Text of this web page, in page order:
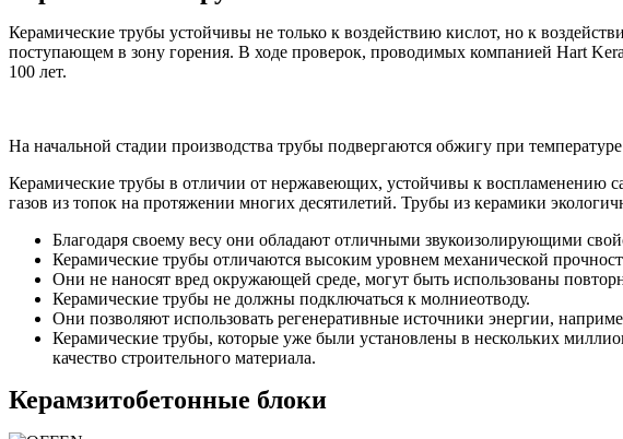
Керамические трубы устойчивы не только к воздействию кислот, но к
поступающем в зону горения. В ходе проверок, проводимых компанией Hart
100 лет.
На начальной стадии производства трубы подвергаются обжигу при
Керамические трубы в отличии от нержавеющих, устойчивы к воспламенению
газов из топок на протяжении многих десятилетий. Трубы из керамики
Благодаря своему весу они обладают отличными звукоизолирующими
Керамические трубы отличаются высоким уровнем механической
Они не наносят вред окружающей среде, могут быть использованы
Керамические трубы не должны подключаться к молниеотводу.
Они позволяют использовать регенеративные источники энергии,
Керамические трубы, которые уже были установлены в нескольких
качество строительного материала.
Керамзитобетонные блоки